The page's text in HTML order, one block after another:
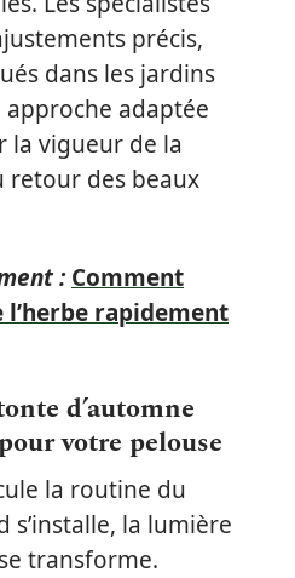
précis,
dans les jardins
adaptée
la vigueur de la
retour des beaux
: Comment
l’herbe rapidement
d’automne
votre pelouse
la routine du
la lumière
transforme.